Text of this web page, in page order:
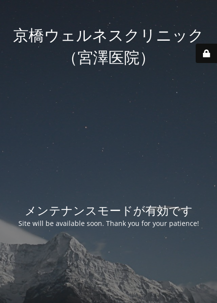
京橋ウェルネスクリニック
（宮澤医院）
メンテナンスモードが有効です
Site will be available soon. Thank you for your patience!